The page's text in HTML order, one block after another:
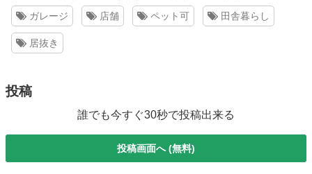
ガレージ 店舗 ペット可 田舎暮らし
居抜き
投稿
誰でも今すぐ30秒で投稿出来る
投稿画面へ (無料)